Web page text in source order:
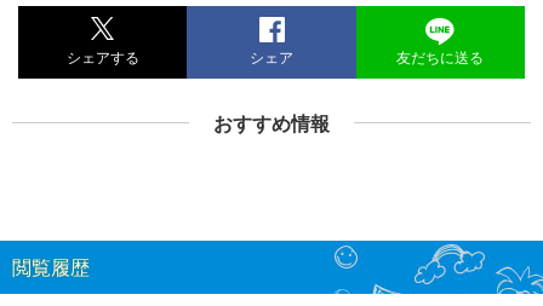
シェアする シェア 友だちに送る
おすすめ情報
閲覧履歴